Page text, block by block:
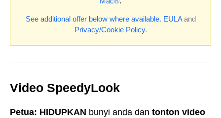
See additional offer below where available. EULAand
Privacy/Cookie Policy.
Video SpeedyLook
Petua: HIDUPKAN bunyi anda dan tonton video